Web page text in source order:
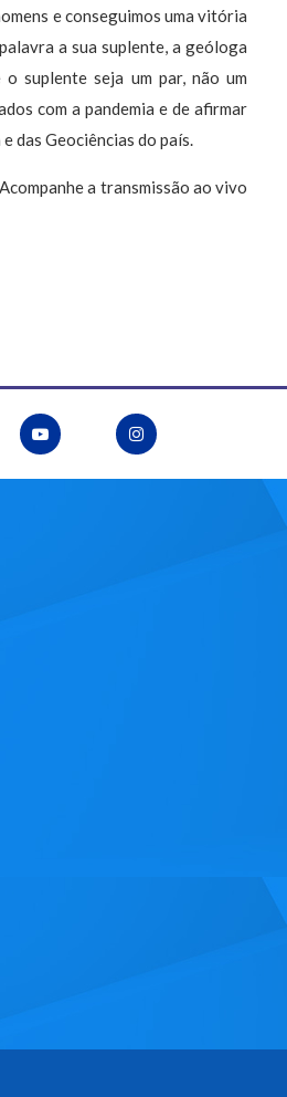
e conseguimos uma vitória
a sua suplente, a geóloga
suplente seja um par, não um
com a pandemia e de afirmar
das Geociências do país.
a transmissão ao vivo